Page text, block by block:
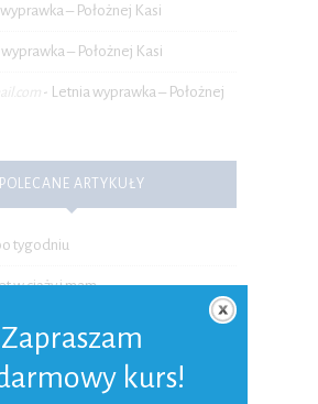
– Położnej Kasi
– Położnej Kasi
- Letnia wyprawka – Położnej
POLECANE ARTYKUŁY
tygodniu
w ciąży i mam
KATEGORIE
Zapraszam
kurs!